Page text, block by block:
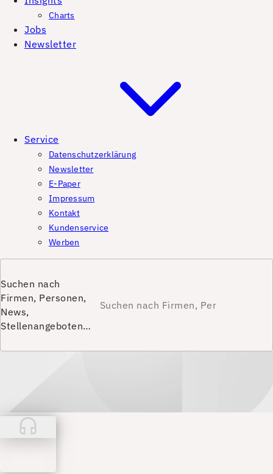
Charts
Jobs
Newsletter
Service
Datenschutzerklärung
Newsletter
E-Paper
Impressum
Kontakt
Kundenservice
Werben
Suchen nach
Firmen, Personen,
News,
Stellenangeboten…